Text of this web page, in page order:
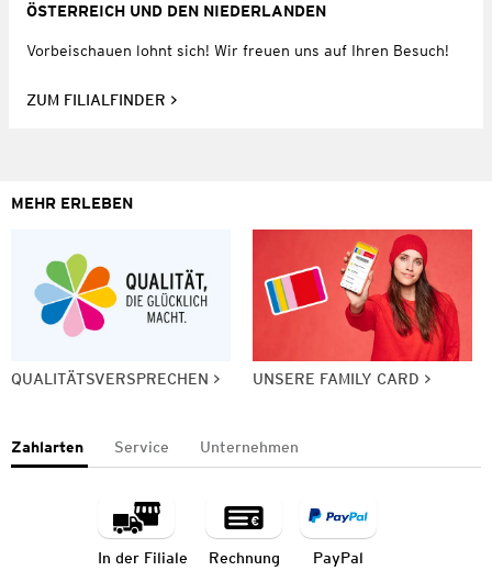
ÖSTERREICH UND DEN NIEDERLANDEN
Vorbeischauen lohnt sich! Wir freuen uns auf Ihren Besuch!
ZUM FILIALFINDER
MEHR ERLEBEN
QUALITÄTSVERSPRECHEN UNSERE FAMILY CARD
Zahlarten Service Unternehmen
In der Filiale Rechnung PayPal